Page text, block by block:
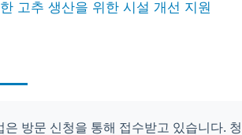
고추 생산을 위한 시설 개선 지원
은 방문 신청을 통해 접수받고 있습니다.